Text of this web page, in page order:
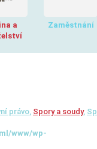
a
Zaměstnání
právo, Spory a soudy,
www/wp-